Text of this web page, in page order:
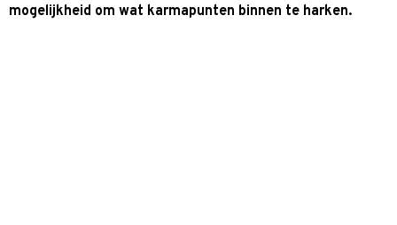
mogelijkheid om wat karmapunten binnen te harken.